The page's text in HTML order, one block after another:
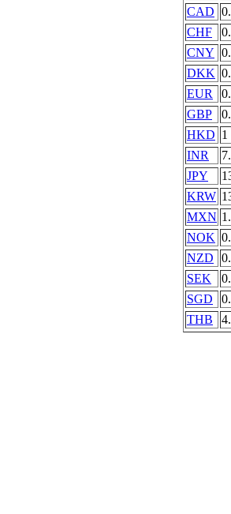
CAD
CHF
CNY
DKK
EUR
GBP
HKD 1
INR
JPY
KRW
MXN
NOK
NZD
SEK
SGD
THB